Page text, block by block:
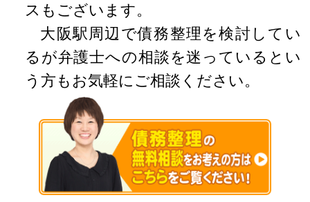
スもございます。
大阪駅周辺で債務整理を検討してい
るが弁護士への相談を迷っているとい
う方もお気軽にご相談ください。